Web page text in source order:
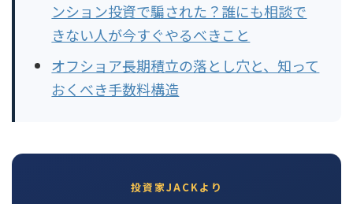
ンション投資で騙された？誰にも相談で
きない人が今すぐやるべきこと
オフショア長期積立の落とし穴と、知って
おくべき手数料構造
投資家JACKより